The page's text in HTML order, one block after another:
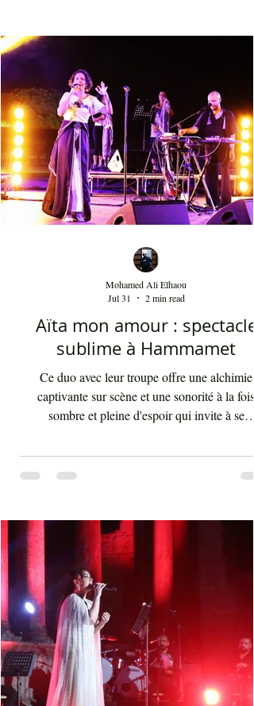
enflammés de cette musique malienne portant
elle la force et l'énergie de l'Afrique. La voix
Salif Keita est d'une vigueur inouïe, ses cris
les clameurs de l'homme éternel pour une vie
terre bien meilleure. Salif Keita, sur scène,
non seulement le cœur de son aud
Aïta mon amour : spectacle
sublime à Hammamet
Ce duo avec leur troupe offre une alchimie
débarrasser des illusions et des utopies que
‘ayta) se traduit par "cri" ou "appel". Ce terme
saisit idéalement le caractère du style criard
chikhates (ou chikhât, ou cheikhat), artistes et
compagnes, qui jadis relayait les nouvelles
majeures à travers leurs mélodies, voyageant
village
Mohamed Ali Elhaou
Jul 31
2 min read